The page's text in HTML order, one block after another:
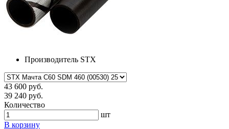
Производитель STX
43 600 руб.
39 240 руб.
Количество
шт
В корзину